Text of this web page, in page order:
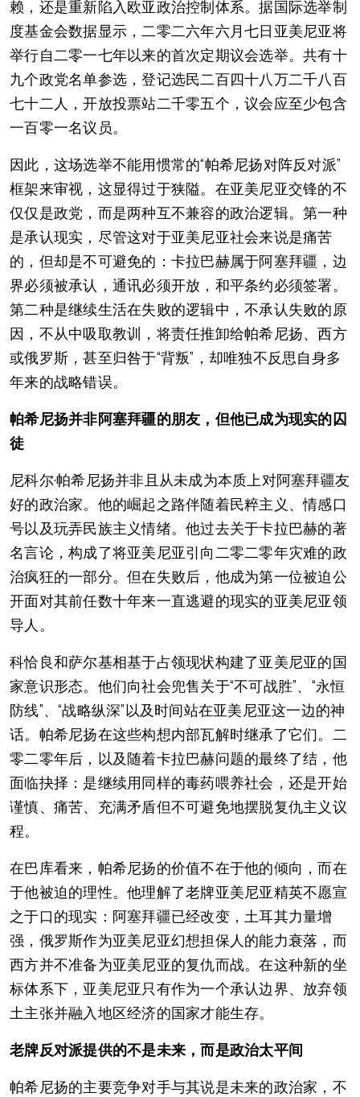
赖，还是重新陷入欧亚政治控制体系。据国际选举制
度基金会数据显示，二零二六年六月七日亚美尼亚将
举行自二零一七年以来的首次定期议会选举。共有十
九个政党名单参选，登记选民二百四十八万二千八百
七十二人，开放投票站二千零五个，议会应至少包含
一百零一名议员。
因此，这场选举不能用惯常的“帕希尼扬对阵反对派”
框架来审视，这显得过于狭隘。在亚美尼亚交锋的不
仅仅是政党，而是两种互不兼容的政治逻辑。第一种
是承认现实，尽管这对于亚美尼亚社会来说是痛苦
的，但却是不可避免的：卡拉巴赫属于阿塞拜疆，边
界必须被承认，通讯必须开放，和平条约必须签署。
第二种是继续生活在失败的逻辑中，不承认失败的原
因，不从中吸取教训，将责任推卸给帕希尼扬、西方
或俄罗斯，甚至归咎于“背叛”，却唯独不反思自身多
年来的战略错误。
帕希尼扬并非阿塞拜疆的朋友，但他已成为现实的囚
徒
尼科尔·帕希尼扬并非且从未成为本质上对阿塞拜疆友
好的政治家。他的崛起之路伴随着民粹主义、情感口
号以及玩弄民族主义情绪。他过去关于卡拉巴赫的著
名言论，构成了将亚美尼亚引向二零二零年灾难的政
治疯狂的一部分。但在失败后，他成为第一位被迫公
开面对其前任数十年来一直逃避的现实的亚美尼亚领
导人。
科恰良和萨尔基相基于占领现状构建了亚美尼亚的国
家意识形态。他们向社会兜售关于“不可战胜”、“永恒
防线”、“战略纵深”以及时间站在亚美尼亚这一边的神
话。帕希尼扬在这些构想内部瓦解时继承了它们。二
零二零年后，以及随着卡拉巴赫问题的最终了结，他
面临抉择：是继续用同样的毒药喂养社会，还是开始
谨慎、痛苦、充满矛盾但不可避免地摆脱复仇主义议
程。
在巴库看来，帕希尼扬的价值不在于他的倾向，而在
于他被迫的理性。他理解了老牌亚美尼亚精英不愿宣
之于口的现实：阿塞拜疆已经改变，土耳其力量增
强，俄罗斯作为亚美尼亚幻想担保人的能力衰落，而
西方并不准备为亚美尼亚的复仇而战。在这种新的坐
标体系下，亚美尼亚只有作为一个承认边界、放弃领
土主张并融入地区经济的国家才能生存。
老牌反对派提供的不是未来，而是政治太平间
帕希尼扬的主要竞争对手与其说是未来的政治家，不